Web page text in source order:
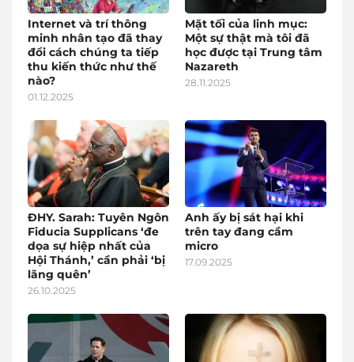
Internet và trí thông
minh nhân tạo đã thay
đổi cách chúng ta tiếp
thu kiến thức như thế
nào?
01.12.2025
Mặt tối của linh mục:
Một sự thật mà tôi đã
học được tại Trung tâm
Nazareth
28.11.2025
ĐHY. Sarah: Tuyên Ngôn
Fiducia Supplicans ‘đe
dọa sự hiệp nhất của
Hội Thánh,’ cần phải ‘bị
lãng quên’
26.10.2025
Anh ấy bị sát hại khi
trên tay đang cầm
micro
17.09.2025